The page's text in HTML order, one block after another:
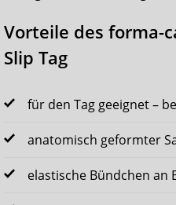
Vorteile des forma-
Slip Tag
für den Tag geeignet –
anatomisch geformter
elastische Bündchen an